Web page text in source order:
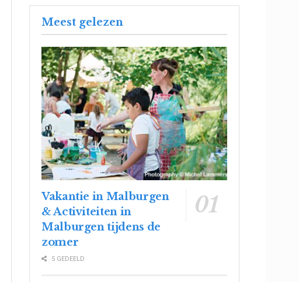
Meest gelezen
Vakantie in Malburgen
& Activiteiten in
Malburgen tijdens de
zomer
5 GEDEELD